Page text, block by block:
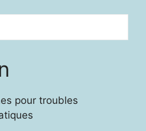
pour troubles